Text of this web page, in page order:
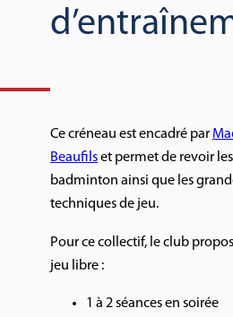
Ce créneau est encadré par
Beaufilset permet de revoir
badminton ainsi que les
techniques de jeu.
Pour ce collectif, le club
jeu libre :
1 à 2 séances en soirée